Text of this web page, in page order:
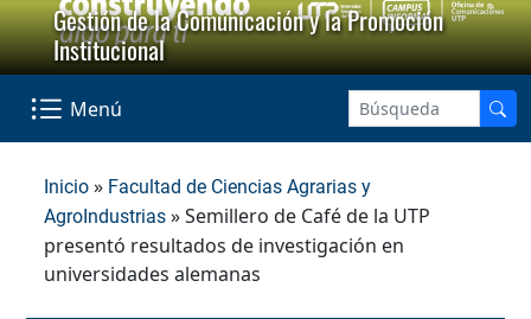
Gestión de la Comunicación y la Promoción
Institucional
Menú
Inicio » Facultad de Ciencias Agrarias y
AgroIndustrias » Semillero de Café de la UTP
presentó resultados de investigación en
universidades alemanas